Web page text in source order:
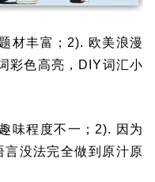
材丰富；2). 欧美浪漫
彩色高亮，DIY词汇小
味程度不一；2). 因为
没法完全做到原汁原